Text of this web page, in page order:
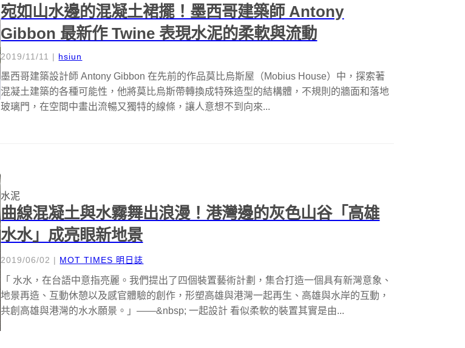
宛如山水邊的混凝土裙擺！墨西哥建築師 Antony
Gibbon 最新作 Twine 表現水泥的柔軟與流動
2019/11/11 | hsiun
墨西哥建築設計師 Antony Gibbon 在先前的作品莫比烏斯屋（Mobius House）中，探索著
混凝土建築的各種可能性，他將莫比烏斯帶轉換成特殊造型的結構體，不規則的牆面和落地
玻璃門，在空間中畫出流暢又獨特的線條，讓人意想不到向來...
水泥
曲線混凝土與水霧舞出浪漫！港灣邊的灰色山谷「高雄
水水」成亮眼新地景
2019/06/02 | MOT TIMES 明日誌
「 水水，在台語中意指亮麗。我們提出了四個裝置藝術計劃，集合打造一個具有新灣意象、
地景再造、互動休憩以及感官體驗的創作，形塑高雄與港灣一起再生、高雄與水岸的互動，
共創高雄與港灣的水水願景。」——&nbsp; 一起設計 看似柔軟的裝置其實是由...